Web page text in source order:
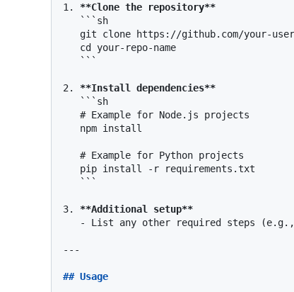
1.
**Clone the repository**
```sh
   ```
2.
**Install dependencies**
```sh
   ```
3.
**Additional setup**
   -
List any other required steps
---
## Usage